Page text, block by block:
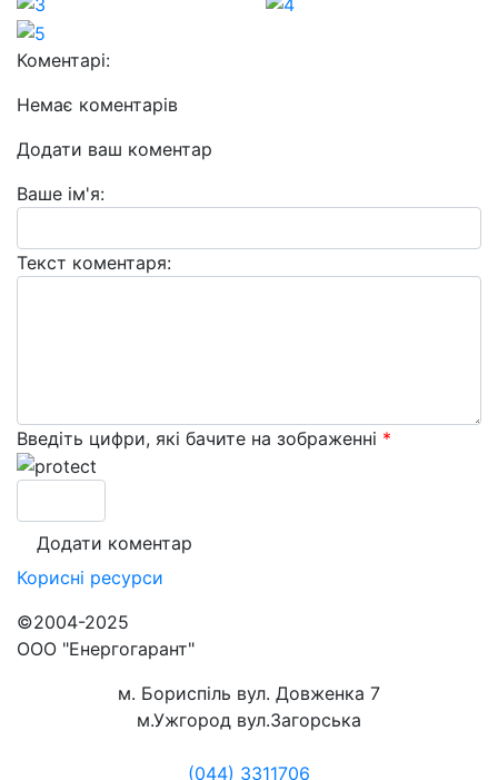
Коментарі:
Немає коментарів
Додати ваш коментар
Ваше ім'я:
Текст коментаря:
Введіть цифри, які бачите на зображенні *
Корисні ресурси
©2004-2025
ООО "Енергогарант"
м. Бориспіль вул. Довженка 7
м.Ужгород вул.Загорська
(044) 3311706